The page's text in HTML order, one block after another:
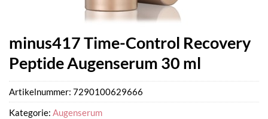
minus417 Time-Control Recovery
Peptide Augenserum 30 ml
Artikelnummer: 7290100629666
Kategorie: Augenserum